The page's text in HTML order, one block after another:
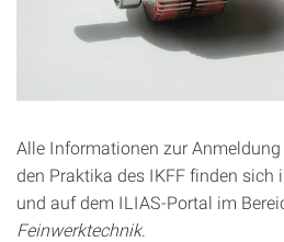
Alle Informationen zur
den Praktika des IKFF finden sich
und auf dem ILIAS-Portal im
Feinwerktechnik.